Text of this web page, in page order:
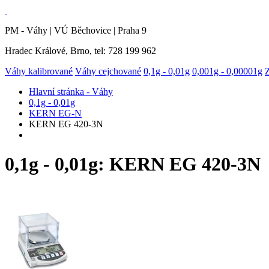
PM - Váhy | VÚ Běchovice | Praha 9
Hradec Králové, Brno, tel: 728 199 962
Váhy kalibrované Váhy cejchované 0,1g - 0,01g 0,001g - 0,00001g
Hlavní stránka - Váhy
0,1g - 0,01g
KERN EG-N
KERN EG 420-3N
0,1g - 0,01g: KERN EG 420-3N